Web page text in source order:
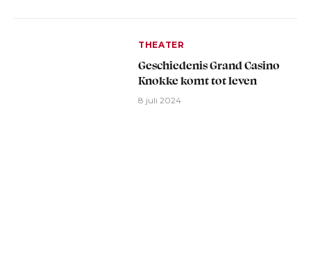
THEATER
Geschiedenis Grand Casino
Knokke komt tot leven
8 juli 2024